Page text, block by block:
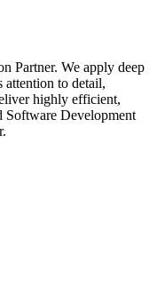
Partner. We apply deep
attention to detail,
highly efficient,
Software Development